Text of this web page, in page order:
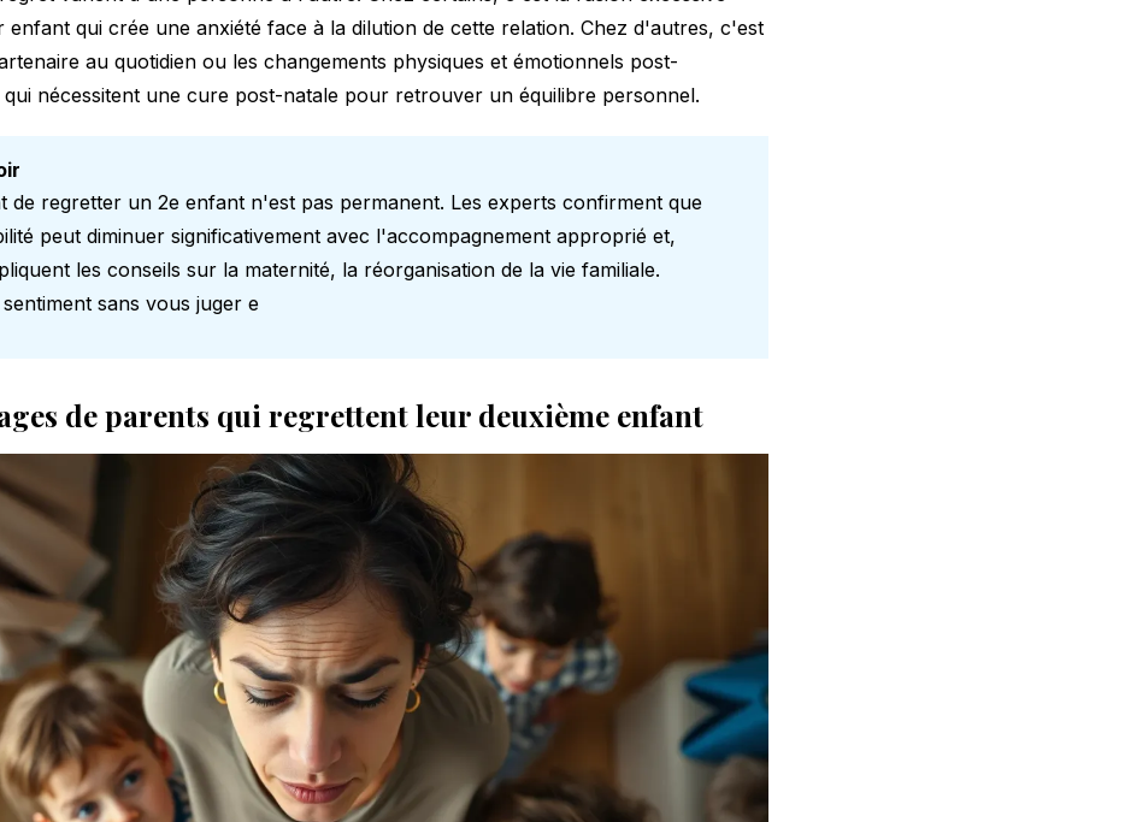
enfant qui crée une anxiété face à la dilution de cette relation. Chez d'autres, c'est
au quotidien ou les changements physiques et émotionnels post-
nécessitent une cure post-natale pour retrouver un équilibre personnel.
de regretter un 2e enfant n'est pas permanent. Les experts confirment que
peut diminuer significativement avec l'accompagnement approprié et,
les conseils sur la maternité, la réorganisation de la vie familiale.
sans vous juger e
de parents qui regrettent leur deuxième enfant